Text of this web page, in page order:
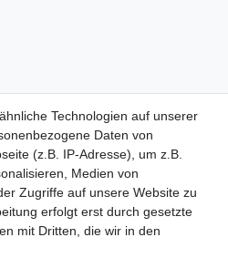
Technologien auf unserer
Daten von
(z.B. IP-Adresse), um z.B.
Medien von
Zugriffe auf unsere Website zu
erfolgt erst durch gesetzte
mit Dritten, die wir in den